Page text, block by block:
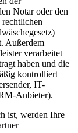
Notar oder den
Außerdem
verarbeitet
haben und die
kontrolliert
IT-
Anbieter).
ist, werden Ihre